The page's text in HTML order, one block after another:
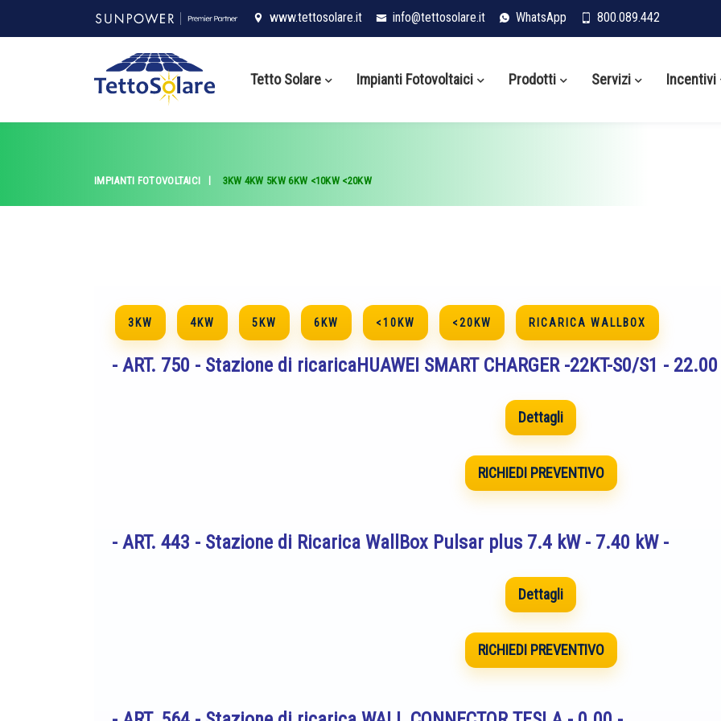
www.tettosolare.it info@tettosolare.it WhatsApp 800.089.442
Tetto Solare Impianti Fotovoltaici Prodotti Servizi Incentivi
IMPIANTI FOTOVOLTAICI 3KW 4KW 5KW 6KW <10KW <20KW
3KW 4KW 5KW 6KW <10KW <20KW RICARICA WALLBOX
- ART. 750 - Stazione di ricaricaHUAWEI SMART CHARGER -22KT-S0/S1 -
Dettagli
RICHIEDI PREVENTIVO
- ART. 443 - Stazione di Ricarica WallBox Pulsar plus 7.4 kW - 7.40 kW -
Dettagli
RICHIEDI PREVENTIVO